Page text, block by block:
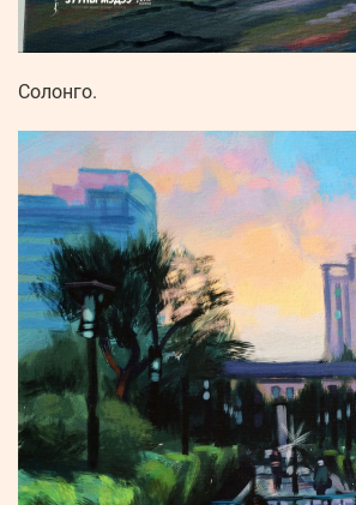
Солонго.